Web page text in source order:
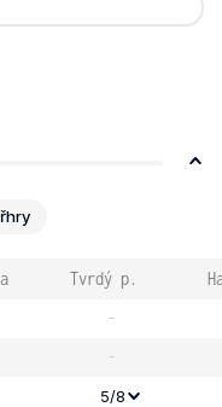
Tvrdý p.
-
-
5/8